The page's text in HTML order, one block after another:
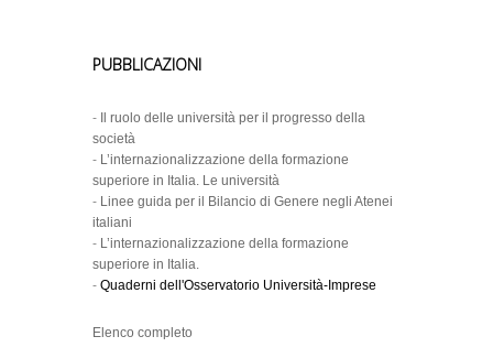
PUBBLICAZIONI
-
Il ruolo delle università per il progresso della
società
- L’internazionalizzazione della formazione
superiore in Italia. Le università
- Linee guida per il Bilancio di Genere negli Atenei
italiani
- L’internazionalizzazione della formazione
superiore in Italia.
- Quaderni dell'Osservatorio Università-Imprese
Elenco completo